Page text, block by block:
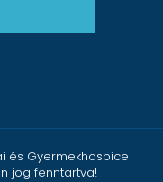
és Gyermekhospice
jog fenntartva!